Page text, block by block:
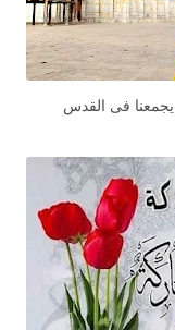
يجمعنا فى القدس